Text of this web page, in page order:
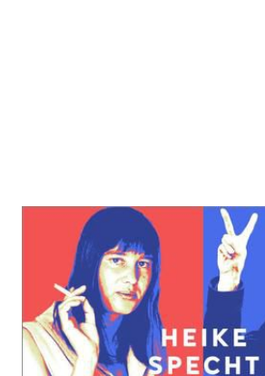
Die Ersten ihrer Art
Zur Wunschliste hinzufügen
Frauen verändern die Welt